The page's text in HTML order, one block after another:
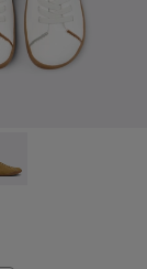
matériaux
003 -
- K201928-002